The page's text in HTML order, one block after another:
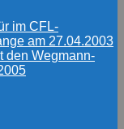
im CFL-
am 27.04.2003
den Wegmann-